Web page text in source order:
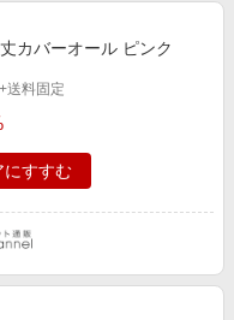
カバーオール ピンク
+送料固定
にすすむ